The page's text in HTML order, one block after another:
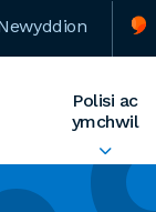
Polisi ac
ymchwil